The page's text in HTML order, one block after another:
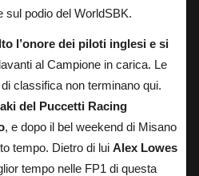
sul podio del WorldSBK.
l’onore dei piloti inglesi e si
al Campione in carica. Le
classifica non terminano qui.
del Puccetti Racing
, e dopo il bel weekend di Misano
tempo. Dietro di lui Alex Lowes
tempo nelle FP1 di questa